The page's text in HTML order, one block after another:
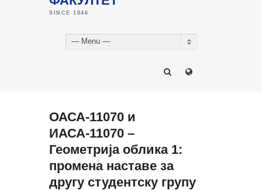
— Menu —
ОАСА-11070 и
ИАСА-11070 –
Геометрија облика 1:
промена наставе за
другу студентску групу